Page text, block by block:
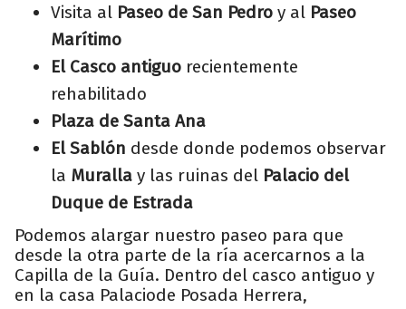
Visita al Paseo de San Pedro y al Paseo
Marítimo
El Casco antiguo recientemente
rehabilitado
Plaza de Santa Ana
El Sablón desde donde podemos observar
la Muralla y las ruinas del Palacio del
Duque de Estrada
Podemos alargar nuestro paseo para que
desde la otra parte de la ría acercarnos a la
Capilla de la Guía. Dentro del casco antiguo y
en la casa Palaciode Posada Herrera,